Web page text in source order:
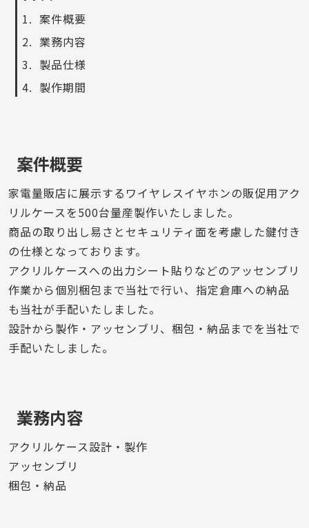
案件概要
業務内容
製品仕様
製作期間
案件概要
家電量販店に展示するワイヤレスイヤホンの販促用アク
リルケースを500台量産製作いたしました。
商品の取り出し易さとセキュリティ面を考慮した鍵付き
の仕様となっております。
アクリルケースへの出力シート貼りなどのアッセンブリ
作業から個別梱包まで当社で行い、指定倉庫への納品
も当社が手配いたしました。
設計から製作・アッセンブリ、梱包・納品までを当社で
手配いたしました。
業務内容
アクリルケース設計・製作
アッセンブリ
梱包・納品